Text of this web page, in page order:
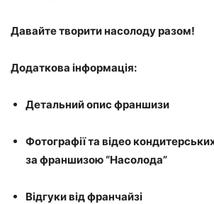
Давайте творити насолоду разом!
Додаткова інформація:
Детальний опис франшизи
Фотографії та відео
за франшизою “Насолода”
Відгуки від франчайзі